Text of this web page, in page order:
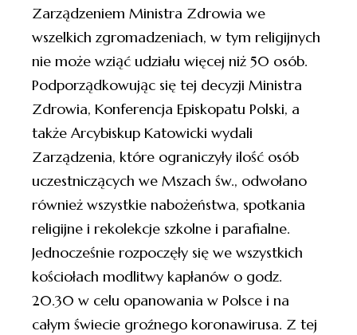
Zarządzeniem Ministra Zdrowia we
wszelkich zgromadzeniach, w tym religijnych
nie może wziąć udziału więcej niż 50 osób.
Podporządkowując się tej decyzji Ministra
Zdrowia, Konferencja Episkopatu Polski, a
także Arcybiskup Katowicki wydali
Zarządzenia, które ograniczyły ilość osób
uczestniczących we Mszach św., odwołano
również wszystkie nabożeństwa, spotkania
religijne i rekolekcje szkolne i parafialne.
Jednocześnie rozpoczęły się we wszystkich
kościołach modlitwy kapłanów o godz.
20.30 w celu opanowania w Polsce i na
całym świecie groźnego koronawirusa. Z tej